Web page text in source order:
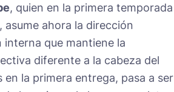
, quien en la primera temporada
ahora la dirección
interna que mantiene la
diferente a la cabeza del
la primera entrega, pasa a ser